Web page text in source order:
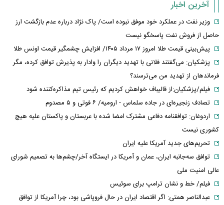
آخرین اخبار
وزیر نفت در عملکرد خود موفق نبوده است/ پاک نژاد درباره عدم بازگشت ارز
حاصل از فروش نفت پاسخگو نیست
پیش‌بینی قیمت طلا امروز ۱۷ مرداد ۱۴۰۵/ افزایش چشمگیر قیمت اونس طلا
پزشکیان: می‌گفتند فلانی با تهدید دیگران را وادار به پذیرش توافق کرده، مگر
فرماندهان از تهدید من می‌ترسند؟
فیلم/پزشکیان:از قالیباف خواهش کردیم که رئیس تیم مذاکره‌کننده شود
تصادف زنجیره‌ای در جاده سلماس - ارومیه/ ۶ فوتی و ۵ مصدوم
اردوغان: توافقنامه دفاعی مشترک امضا شده با عربستان و پاکستان علیه هیچ
کشوری نیست
تحریم‌های جدید آمریکا علیه ایران
توافق سه‌جانبه ایران، عمان و آمریکا در ایستگاه آخر/چشم‌ها به تصمیم شورای
عالی امنیت ملی
فیلم/ خط و نشان ترامپ برای سوئیس
عبدالناصر همتی: اگر اقتصاد ایران در حال فروپاشی بود، چرا آمریکا از توافق